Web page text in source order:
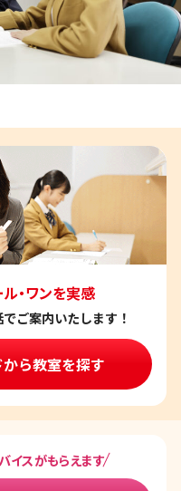
・ワンを実感
ご案内いたします！
ら教室を探す
イスがもらえます